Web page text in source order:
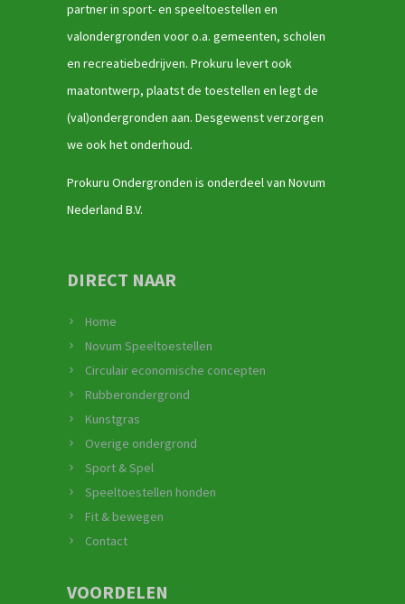
partner in sport- en speeltoestellen en
valondergronden voor o.a. gemeenten, scholen
en recreatiebedrijven. Prokuru levert ook
maatontwerp, plaatst de toestellen en legt de
(val)ondergronden aan. Desgewenst verzorgen
we ook het onderhoud.
Prokuru Ondergronden is onderdeel van Novum
Nederland B.V.
DIRECT NAAR
Home
Novum Speeltoestellen
Circulair economische concepten
Rubberondergrond
Kunstgras
Overige ondergrond
Sport & Spel
Speeltoestellen honden
Fit & bewegen
Contact
VOORDELEN